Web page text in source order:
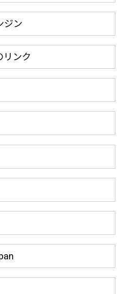
ジン
リンク